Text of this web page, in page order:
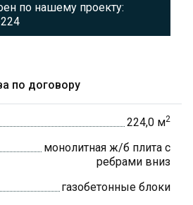
по договору
по нашему проекту:
224,0 м2
монолитная ж/б плита с
ребрами вниз
газобетонные блоки